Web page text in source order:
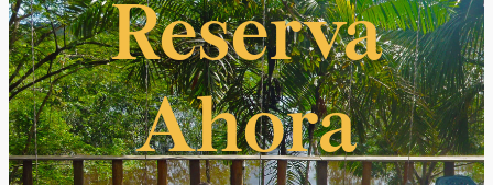
Reserva
Ahora